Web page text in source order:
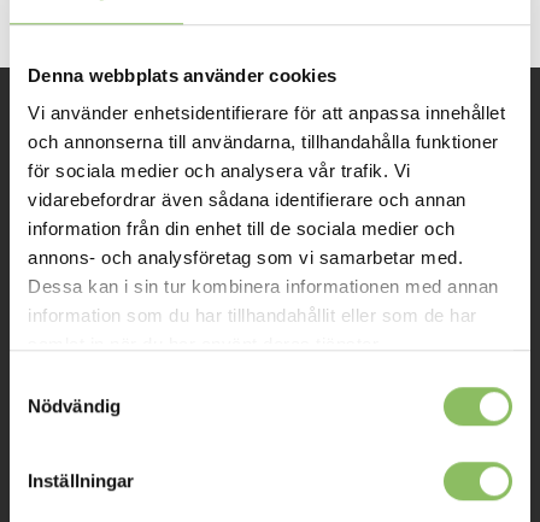
Denna webbplats använder cookies
Vi använder enhetsidentifierare för att anpassa innehållet
och annonserna till användarna, tillhandahålla funktioner
för sociala medier och analysera vår trafik. Vi
vidarebefordrar även sådana identifierare och annan
information från din enhet till de sociala medier och
annons- och analysföretag som vi samarbetar med.
Dessa kan i sin tur kombinera informationen med annan
information som du har tillhandahållit eller som de har
Nödvändig
Inställningar
INFORMATION
Om oss
Kontakt
Mitt konto
Köpvillkor
Reklamation